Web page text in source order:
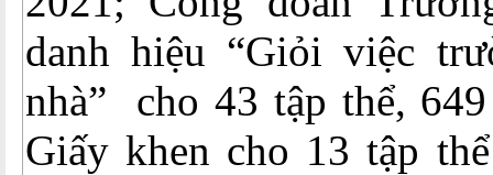
danh hiệu “Giỏi việc
nhà” cho 43 tập thể,
Giấy khen cho 13 tập